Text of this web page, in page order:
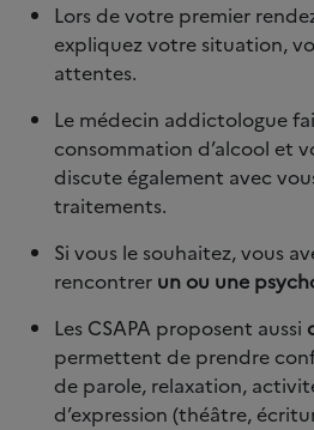
Lors de votre premier
expliquez votre situation,
attentes.
Le médecin addictologue
consommation d’alcool et
discute également avec
traitements.
Si vous le souhaitez, vous
rencontrer un ou une
Les CSAPA proposent aussi
permettent de prendre
de parole, relaxation,
d’expression (théâtre,